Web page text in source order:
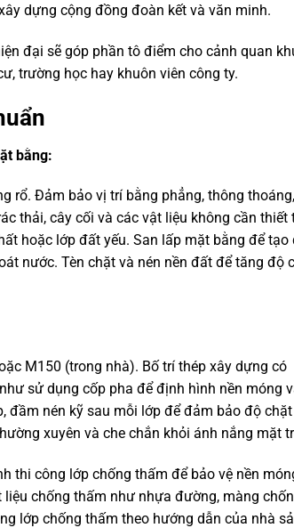
dựng cộng đồng đoàn kết và văn minh.
đại sẽ góp phần tô điểm cho cảnh quan
trường học hay khuôn viên công ty.
bằng:
Đảm bảo vị trí bằng phẳng, thông
thải, cây cối và các vật liệu không cần thiết
hoặc lớp đất yếu. San lấp mặt bằng để tạo
nước. Tèn chặt và nén nền đất để tăng độ
M150 (trong nhà). Bố trí thép xây dựng có
sử dụng cốp pha để định hình nền móng
đầm nén kỹ sau mỗi lớp để đảm bảo độ chặt
xuyên và che chắn khỏi ánh nắng mặt
công lớp chống thấm để bảo vệ nền
chống thấm như nhựa đường, màng
lớp chống thấm theo hướng dẫn của nhà